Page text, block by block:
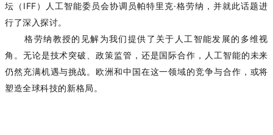
坛（IFF）人工智能委员会协调员帕特里克·格劳纳，并就此话题进
行了深入探讨。
格劳纳教授的见解为我们提供了关于人工智能发展的多维视
角。无论是技术突破、政策监管，还是国际合作，人工智能的未来
仍然充满机遇与挑战。欧洲和中国在这一领域的竞争与合作，或将
塑造全球科技的新格局。